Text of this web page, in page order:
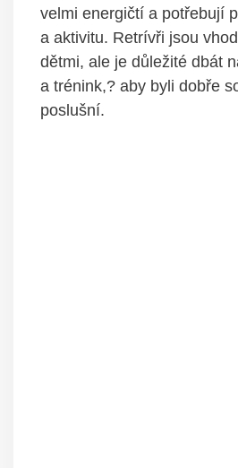
velmi energičtí a potřebují
a aktivitu. Retrívři jsou
dětmi, ale je důležité dbát
a trénink,? aby byli dobře
poslušní.